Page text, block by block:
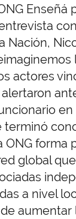
Enseñá
Nación,
actores
ONG forma
global
a nivel
aumentar